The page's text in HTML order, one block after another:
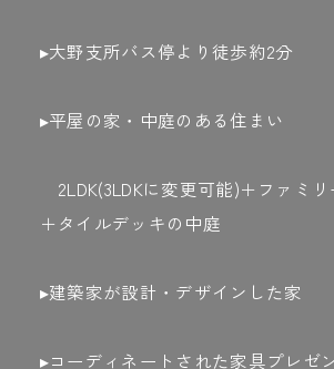
▸大野支所バス停より徒歩約2分
▸平屋の家・中庭のある住まい
2LDK(3LDKに変更可能)＋ファミ
＋タイルデッキの中庭
▸建築家が設計・デザインした家
▸コーディネートされた家具プレゼ